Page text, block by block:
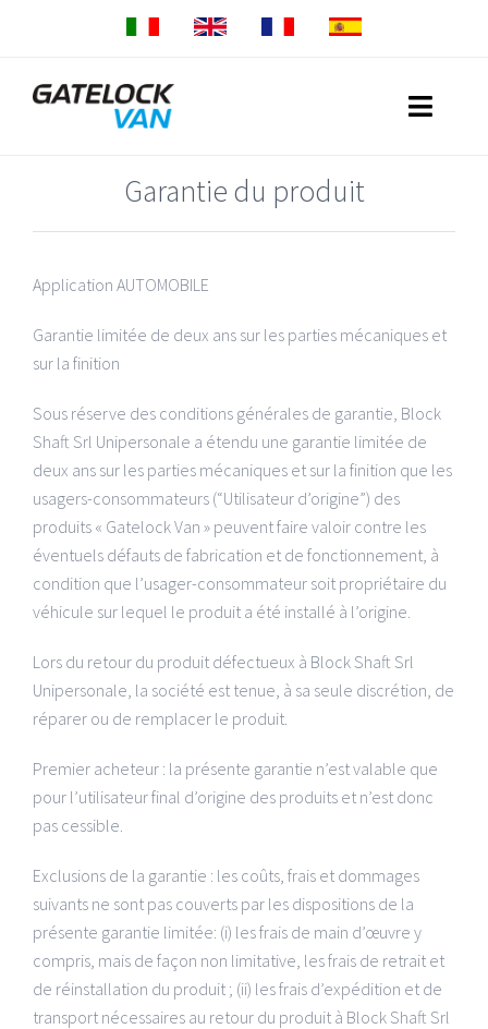
Toggle
Gatelock Van Medium
Liste de prix
Garantie
Policy
Politique de confidentialité
Politique de cookies
Garantie du produit
Application AUTOMOBILE
Garantie limitée de deux ans sur les parties mécaniques et
sur la finition
Sous réserve des conditions générales de garantie, Block
Shaft Srl Unipersonale a étendu une garantie limitée de
deux ans sur les parties mécaniques et sur la finition que les
usagers-consommateurs (“Utilisateur d’origine”) des
produits « Gatelock Van » peuvent faire valoir contre les
éventuels défauts de fabrication et de fonctionnement, à
condition que l’usager-consommateur soit propriétaire du
véhicule sur lequel le produit a été installé à l’origine.
Lors du retour du produit défectueux à Block Shaft Srl
Unipersonale, la société est tenue, à sa seule discrétion, de
réparer ou de remplacer le produit.
Premier acheteur : la présente garantie n’est valable que
pour l’utilisateur final d’origine des produits et n’est donc
pas cessible.
Exclusions de la garantie : les coûts, frais et dommages
suivants ne sont pas couverts par les dispositions de la
présente garantie limitée: (i) les frais de main d’œuvre y
compris, mais de façon non limitative, les frais de retrait et
de réinstallation du produit ; (ii) les frais d’expédition et de
transport nécessaires au retour du produit à Block Shaft Srl